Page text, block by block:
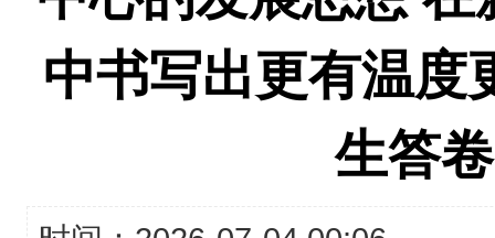
中书写出更有温度
生答卷